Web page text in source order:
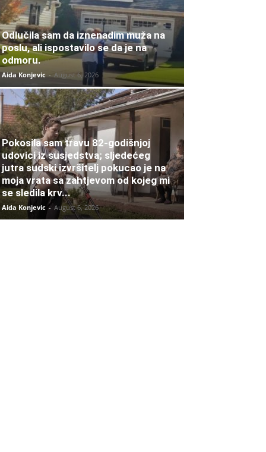
Odlučila sam da iznenadim muža na
poslu, ali ispostavilo se da je na
odmoru.
Aida Konjevic - August 6, 2026
Pokosila sam travu 82-godišnjoj
udovici iz susjedstva; sljedećeg
jutra sudski izvršitelj pokucao je na
moja vrata sa zahtjevom od kojeg mi
se sledila krv...
Aida Konjevic - August 6, 2026